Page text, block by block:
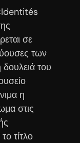
σε
των
του
η
στις
τίτλο